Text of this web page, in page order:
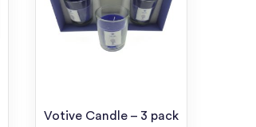
Votive Candle – 3 pack